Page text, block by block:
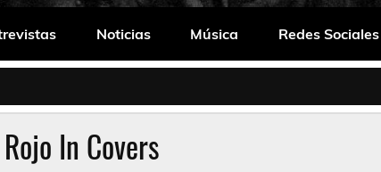
Noticias Música Redes Sociales
In Covers